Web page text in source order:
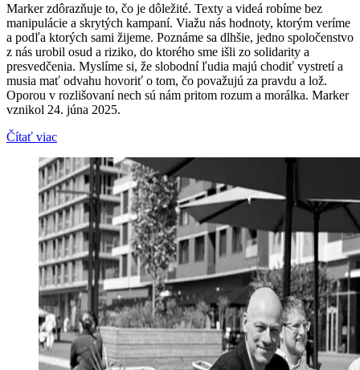
Marker zdôrazňuje to, čo je dôležité. Texty a videá robíme bez
manipulácie a skrytých kampaní. Viažu nás hodnoty, ktorým veríme
a podľa ktorých sami žijeme. Poznáme sa dlhšie, jedno spoločenstvo
z nás urobil osud a riziko, do ktorého sme išli zo solidarity a
presvedčenia. Myslíme si, že slobodní ľudia majú chodiť vystretí a
musia mať odvahu hovoriť o tom, čo považujú za pravdu a lož.
Oporou v rozlišovaní nech sú nám pritom rozum a morálka. Marker
vznikol 24. júna 2025.
Čítať viac